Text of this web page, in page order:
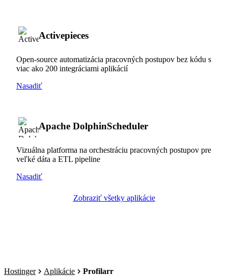
Activepieces
Open-source automatizácia pracovných postupov bez kódu s
viac ako 200 integráciami aplikácií
Nasadiť
Apache DolphinScheduler
Vizuálna platforma na orchestráciu pracovných postupov pre
veľké dáta a ETL pipeline
Nasadiť
Zobraziť všetky aplikácie
Hostinger Aplikácie Profilarr